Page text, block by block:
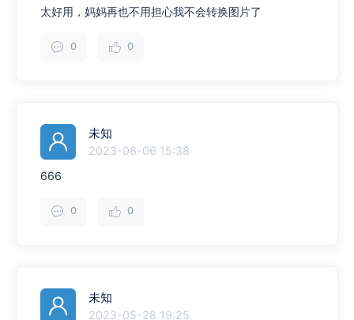
太好用，妈妈再也不用担心我不会转换图片了
0 0
未知
2023-06-06 15:38
666
0 0
未知
2023-05-28 19:25